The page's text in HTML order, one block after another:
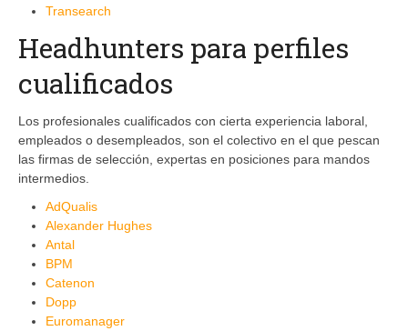
Transearch
Headhunters para perfiles
cualificados
Los profesionales cualificados con cierta experiencia laboral,
empleados o desempleados, son el colectivo en el que pescan
las firmas de selección, expertas en posiciones para mandos
intermedios.
AdQualis
Alexander Hughes
Antal
BPM
Catenon
Dopp
Euromanager